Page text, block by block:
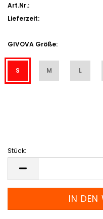
Art.Nr.:
Lieferzeit:
GIVOVA Größe:
S M L
Stück: